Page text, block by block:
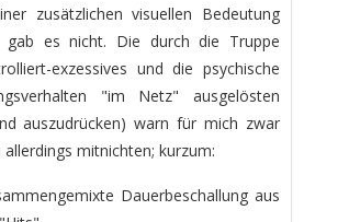
zusätzlichen visuellen Bedeutung
gab es nicht. Die durch die Truppe
exzessives und die psychische
"im Netz" ausgelösten
auszudrücken) warn für mich zwar
mitnichten; kurzum:
Dauerbeschallung aus